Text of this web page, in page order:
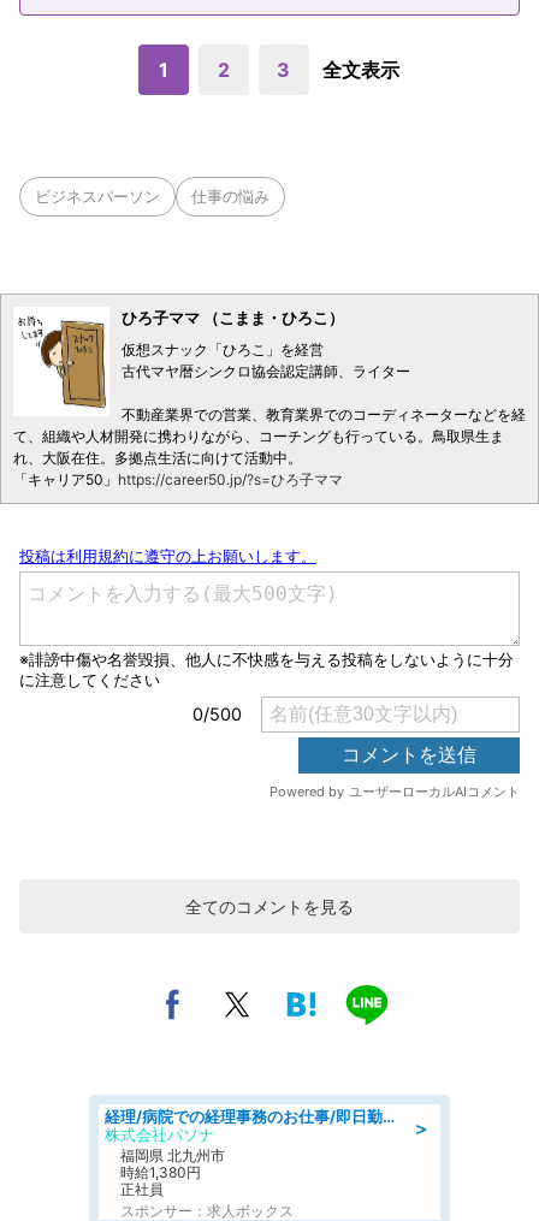
1 2 3 全文表示
ビジネスパーソン 仕事の悩み
ひろ子ママ （こまま・ひろこ）
仮想スナック「ひろこ」を経営
古代マヤ暦シンクロ協会認定講師、ライター
不動産業界での営業、教育業界でのコーディネーターなどを経
て、組織や人材開発に携わりながら、コーチングも行っている。鳥取県生ま
れ、大阪在住。多拠点生活に向けて活動中。
「キャリア50」 https://career50.jp/?s=ひろ子ママ
全てのコメントを見る
＞
経理/病院での経理事務のお仕事/即日勤務可/車通勤可/経理/一般事務
株式会社パソナ
福岡県 北九州市
時給1,380円
正社員
スポンサー：求人ボックス